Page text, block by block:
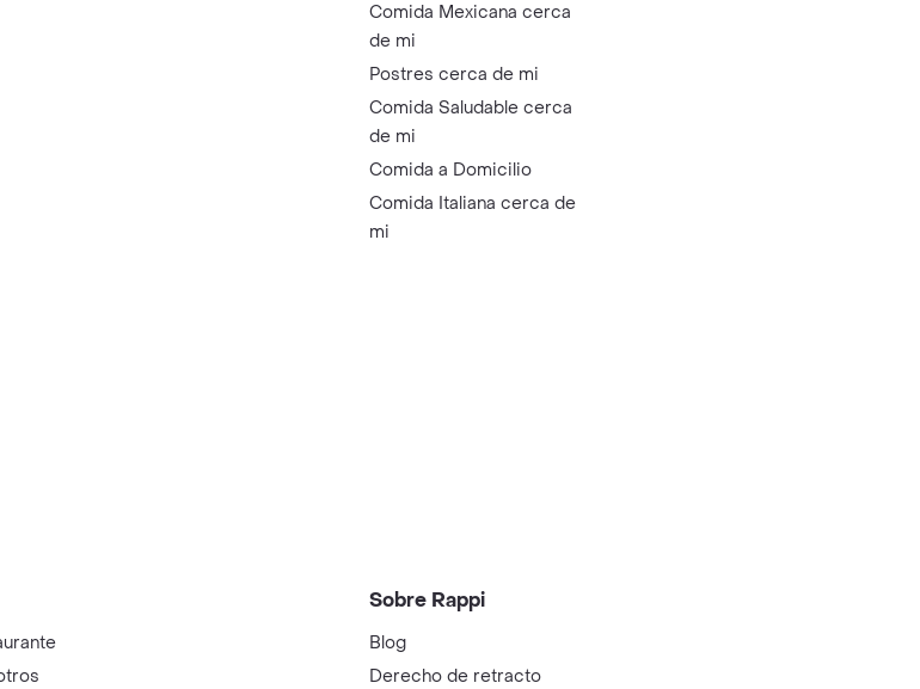
Comida Mexicana cerca
de mi
Postres cerca de mi
Comida Saludable cerca
de mi
Comida a Domicilio
Comida Italiana cerca de
mi
Sobre Rappi
Blog
Derecho de retracto